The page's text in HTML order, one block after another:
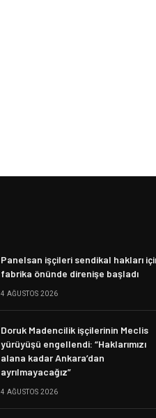
Panelsan işçileri sendikal hakları
fabrika önünde direnişe başladı
4 AĞUSTOS 2026
Doruk Madencilik işçilerinin Meclis
yürüyüşü engellendi: “Haklarımızı
alana kadar Ankara’dan
ayrılmayacağız”
4 AĞUSTOS 2026